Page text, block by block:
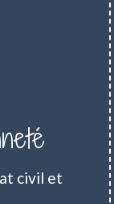
civil et